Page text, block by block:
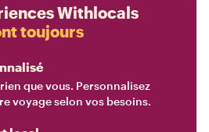
Withlocals
toujours
que vous. Personnalisez
voyage selon vos besoins.